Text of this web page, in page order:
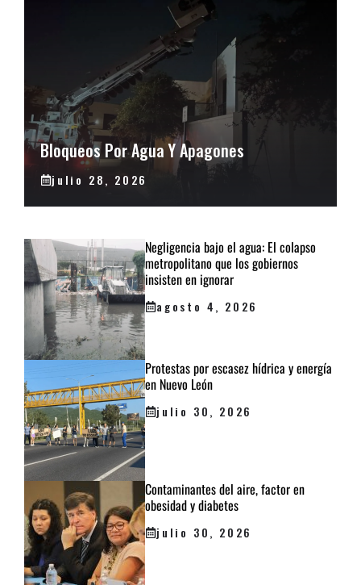
Bloqueos Por Agua Y Apagones
julio 28, 2026
Negligencia bajo el agua: El colapso
metropolitano que los gobiernos
insisten en ignorar
agosto 4, 2026
Protestas por escasez hídrica y energía
en Nuevo León
julio 30, 2026
Contaminantes del aire, factor en
obesidad y diabetes
julio 30, 2026